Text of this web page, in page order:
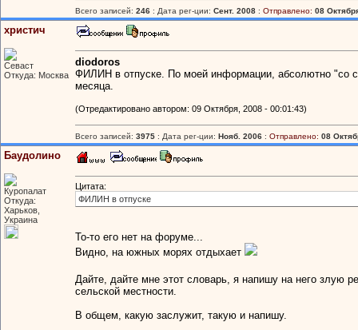
Всего записей: 246 : Дата рег-ции: Сент. 2008 : Отправлено: 08
христич
Севаст
Откуда: Москва
diodoros
ФИЛИН в отпуске. По моей информации, абсолютно "со
месяца.
(Отредактировано автором: 09 Октября, 2008 - 00:01:43)
Всего записей: 3975 : Дата рег-ции: Нояб. 2006 : Отправлено: 08
Баудолино
Куропалат
Откуда:
Харьков,
Украина
Цитата:
ФИЛИН в отпуске
То-то его нет на форуме...
Видно, на южных морях отдыхает
Дайте, дайте мне этот словарь, я напишу на него
сельской местности.
В общем, какую заслужит, такую и напишу.